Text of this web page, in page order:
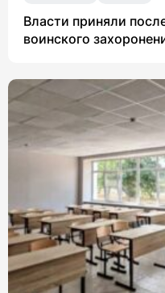
Власти приняли
воинского